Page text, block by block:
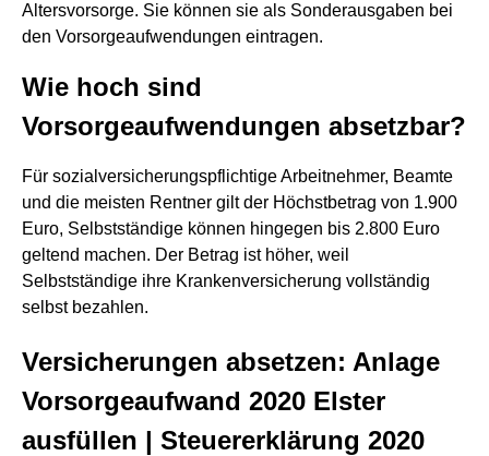
Altersvorsorge. Sie können sie als Sonderausgaben bei
den Vorsorgeaufwendungen eintragen.
Wie hoch sind
Vorsorgeaufwendungen absetzbar?
Für sozialversicherungspflichtige Arbeitnehmer, Beamte
und die meisten Rentner gilt der Höchstbetrag von 1.900
Euro, Selbstständige können hingegen bis 2.800 Euro
geltend machen. Der Betrag ist höher, weil
Selbstständige ihre Krankenversicherung vollständig
selbst bezahlen.
Versicherungen absetzen: Anlage
Vorsorgeaufwand 2020 Elster
ausfüllen | Steuererklärung 2020